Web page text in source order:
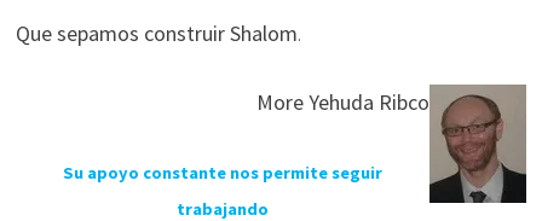
Que sepamos construir Shalom.
More Yehuda Ribco
Su apoyo constante nos permite seguir
trabajando